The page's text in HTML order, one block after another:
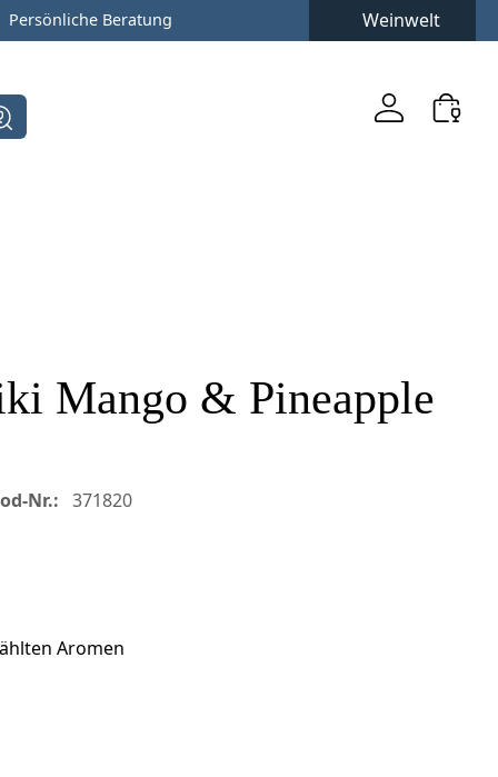
Persönliche Beratung Weinwelt
Mango & Pineapple
Nr.: 371820
Aromen